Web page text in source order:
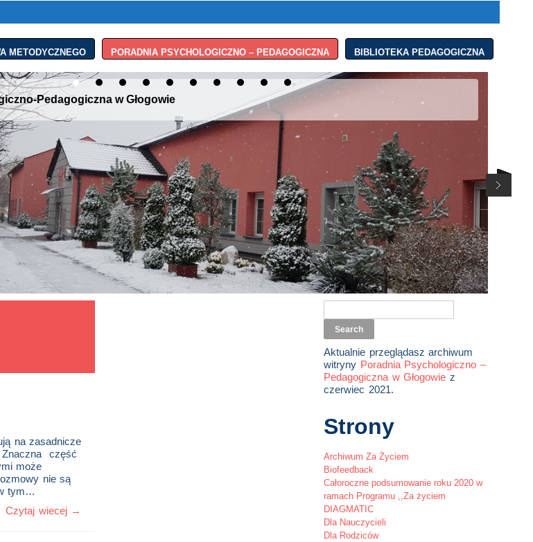
METODYCZNEGO PORADNIA PSYCHOLOGICZNO – PEDAGOGICZNA BIBLIOTEKA PEDAGOGICZNA
Pedagogiczna w Głogowie
na zasadnicze
Znaczna część
może
nie są
tym…
Czytaj wiecej →
Aktualnie przeglądasz archiwum
witryny Poradnia Psychologiczno –
Pedagogiczna w Głogowie z
czerwiec 2021.
Strony
Archiwum Za Życiem
Biofeedback
Całoroczne podsumowanie roku 2020 w
ramach Programu ,,Za życiem
DIAGMATIC
Dla Nauczycieli
Dla Rodziców